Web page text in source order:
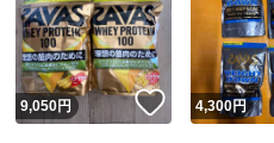
いいね！
9,050円 いいね！
4,300円